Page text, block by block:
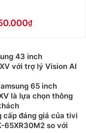
43 inch
với trợ lý Vision AI
65 inch
là lựa chọn thông
cấp đáng giá của tivi
65XR30M2 so với